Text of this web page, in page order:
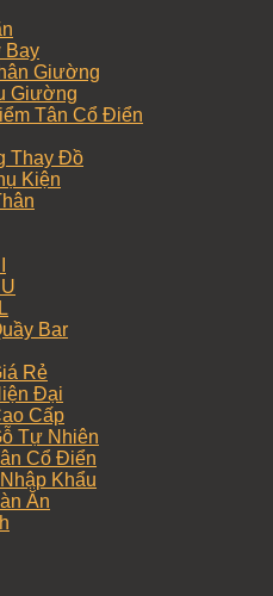
Bay
Giường
Giường
Tân Cổ Điển
Thay Đồ
Kiện
Bar
Rẻ
Đại
Cấp
Tự Nhiên
Cổ Điển
Khẩu
Ăn